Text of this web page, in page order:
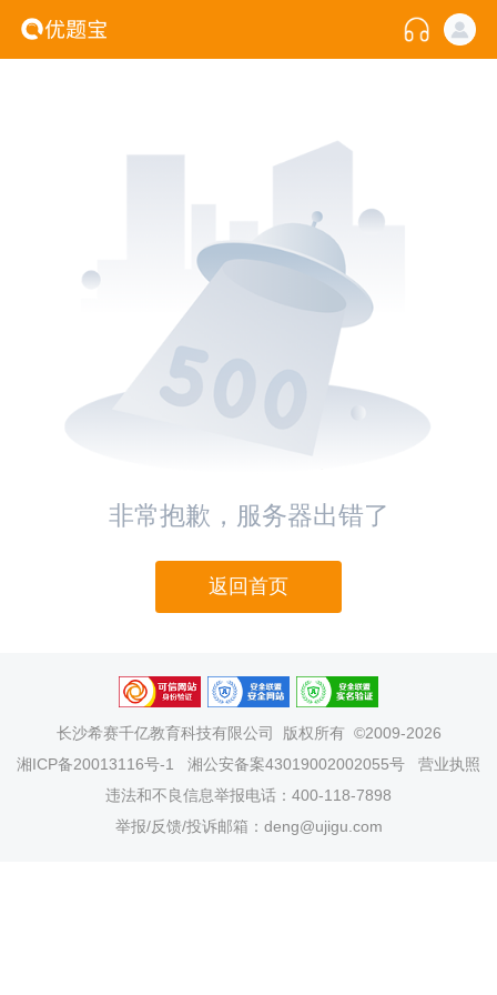
非常抱歉，服务器出错了
返回首页
长沙希赛千亿教育科技有限公司
版权所有 ©2009-2026
湘ICP备20013116号-1
湘公安备案43019002002055号
营业执照
违法和不良信息举报电话：400-118-7898
举报/反馈/投诉邮箱：deng@ujigu.com